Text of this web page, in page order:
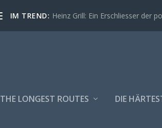
IM TREND: Heinz Grill: Ein Erschliesser der
THE LONGEST ROUTES DIE